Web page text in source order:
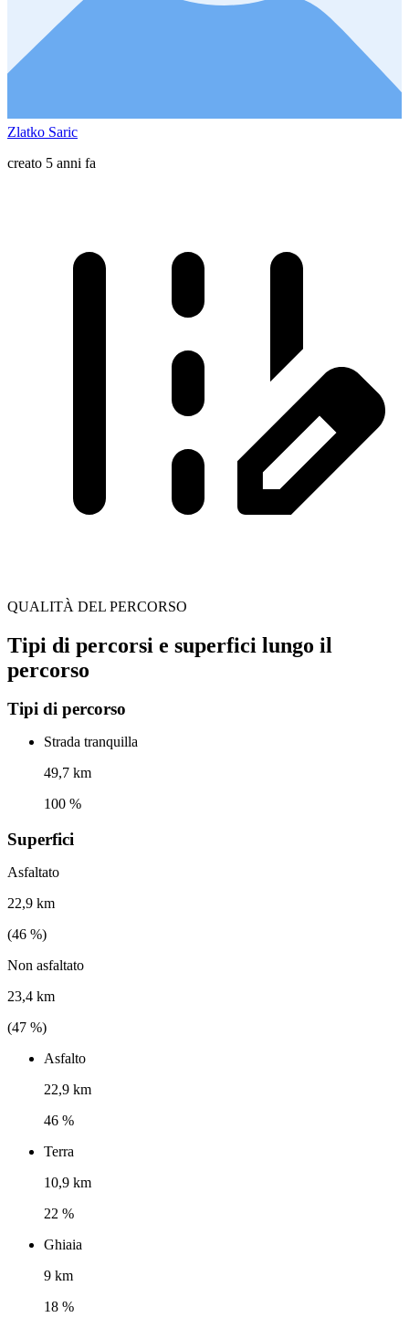
Zlatko Saric
creato 5 anni fa
QUALITÀ DEL PERCORSO
Tipi di percorsi e superfici lungo il
percorso
Tipi di percorso
Strada tranquilla
49,7 km
100 %
Superfici
Asfaltato
22,9 km
(46 %)
Non asfaltato
23,4 km
(47 %)
Asfalto
22,9 km
46 %
Terra
10,9 km
22 %
Ghiaia
9 km
18 %